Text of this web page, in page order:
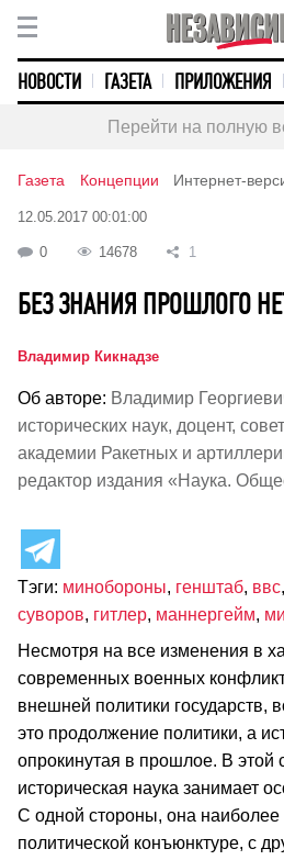
НОВОСТИ ГАЗЕТА ПРИЛОЖЕНИЯ
Перейти на полную
Газета Концепции Интернет-
12.05.2017 00:01:00
0 14678 1
БЕЗ ЗНАНИЯ ПРОШЛОГО
Владимир Кикнадзе
Об авторе: Владимир
исторических наук, доцент,
академии Ракетных и
редактор издания «Наука.
Тэги: минобороны, генштаб, ввс,
суворов, гитлер, маннергейм,
Несмотря на все изменения в
современных военных
внешней политики государств,
это продолжение политики, а
опрокинутая в прошлое. В этой
историческая наука занимает
С одной стороны, она
политической конъюнктуре, с